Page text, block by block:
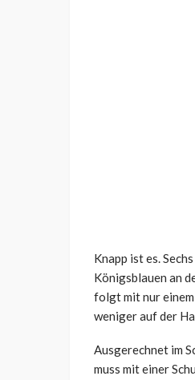
Knapp ist es.
Königsblauen an
folgt mit nur
weniger auf der
Ausgerechnet im
muss mit einer